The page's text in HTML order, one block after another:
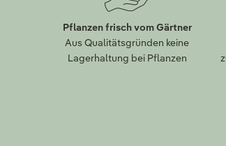
Pflanzen frisch vom Gärtner
Aus Qualitätsgründen keine
Lagerhaltung bei Pflanzen